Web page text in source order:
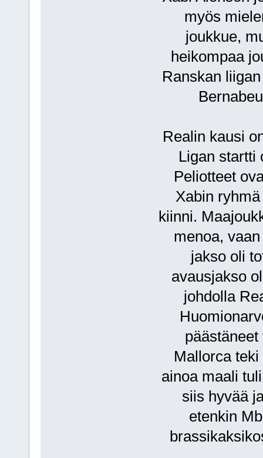
myös
joukkue,
heikompaa
Ranskan
Realin kausi
Ligan startti
Peliotteet
Xabin
kiinni.
menoa,
jakso oli
avausjakso
johdolla
Mallorca
ainoa maali
siis hyvää
etenkin